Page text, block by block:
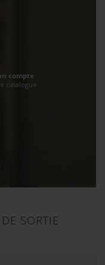
compte
catalogue
SORTIE